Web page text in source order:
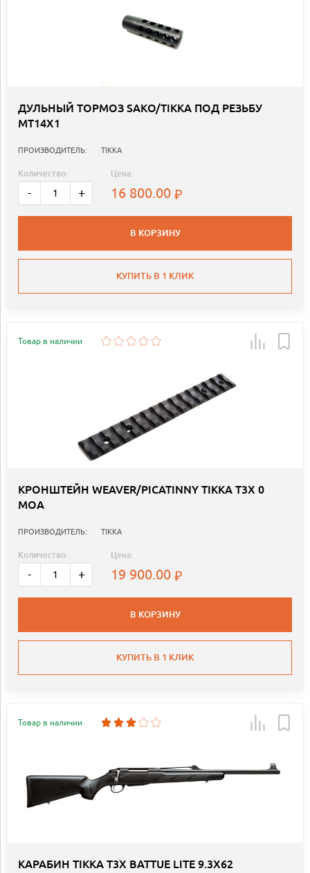
ДУЛЬНЫЙ ТОРМОЗ SAKO/TIKKA ПОД РЕЗЬБУ
MТ14X1
ПРОИЗВОДИТЕЛЬ: TIKKA
Количество:
- +
Цена:
16 800.00
В КОРЗИНУ
КУПИТЬ В 1 КЛИК
Товар в наличии
КРОНШТЕЙН WEAVER/PICATINNY TIKKA T3X 0
MOA
ПРОИЗВОДИТЕЛЬ: TIKKA
Количество:
- +
Цена:
19 900.00
В КОРЗИНУ
КУПИТЬ В 1 КЛИК
Товар в наличии
КАРАБИН TIKKA T3X BATTUE LITE 9.3X62